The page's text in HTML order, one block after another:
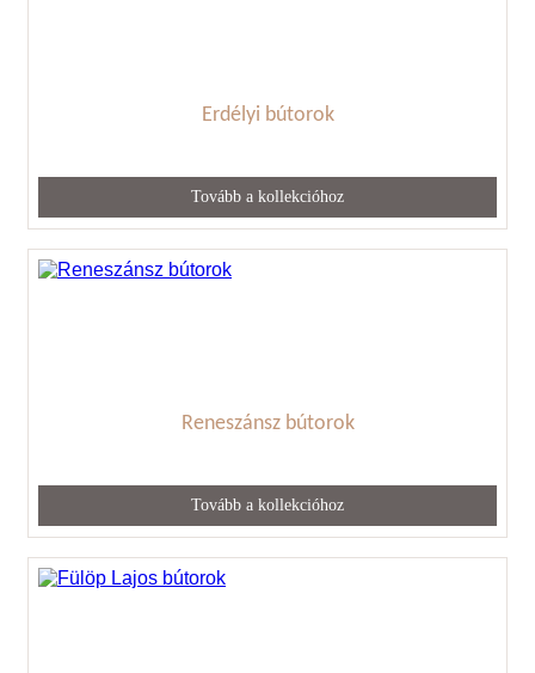
Erdélyi bútorok
Tovább a kollekcióhoz
Reneszánsz bútorok
Tovább a kollekcióhoz